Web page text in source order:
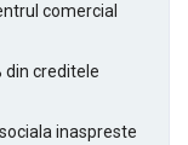
comercial
din creditele
inaspreste